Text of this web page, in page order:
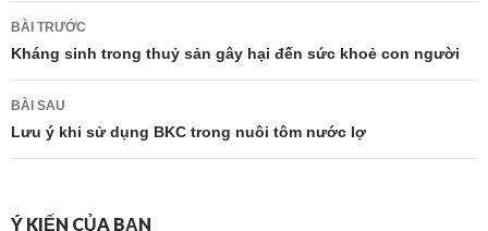
Điều
hướng
bài
viết
BÀI TRƯỚC
Kháng sinh trong thuỷ sản gây hại đến sức khoẻ con người
BÀI SAU
Lưu ý khi sử dụng BKC trong nuôi tôm nước lợ
Ý KIẾN CỦA BẠN